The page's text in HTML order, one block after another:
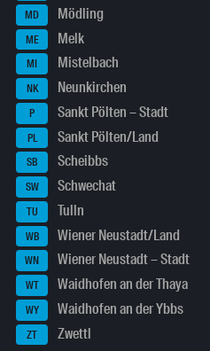
MD Mödling
ME Melk
MI Mistelbach
NK Neunkirchen
P Sankt Pölten – Stadt
PL Sankt Pölten/Land
SB Scheibbs
SW Schwechat
TU Tulln
WB Wiener Neustadt/Land
WN Wiener Neustadt – Stadt
WT Waidhofen an der Thaya
WY Waidhofen an der Ybbs
ZT Zwettl